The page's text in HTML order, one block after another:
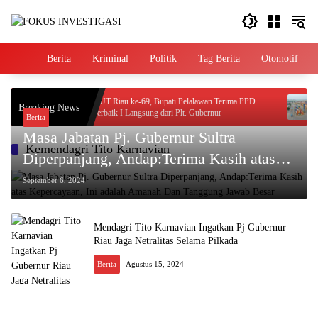
HomeBerita Kriminal Politik Tag Berita Otomotif
Breaking News
HUT Riau ke-69, Bupati Pelalawan Terima PPD
Terbaik I Langsung dari Plt. Gubernur
Kemendagri Tito Karnavian
Berita
Masa Jabatan Pj. Gubernur Sultra
Diperpanjang, Andap:Terima Kasih atas
Kepercayaan, Ini adalah Amanah Dan
Tanggung Jawab Besar
September 6, 2024
Mendagri Tito Karnavian Ingatkan Pj Gubernur
Riau Jaga Netralitas Selama Pilkada
Berita Agustus 15, 2024